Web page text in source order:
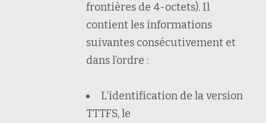
frontières de 4-octets). Il
contient les informations
suivantes consécutivement et
dans l’ordre :
L’identification de la version
TTTFS, le